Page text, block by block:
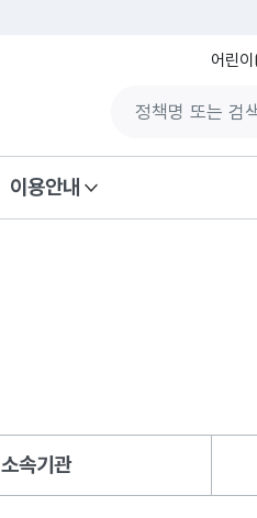
어린이
이용안내
소속기관